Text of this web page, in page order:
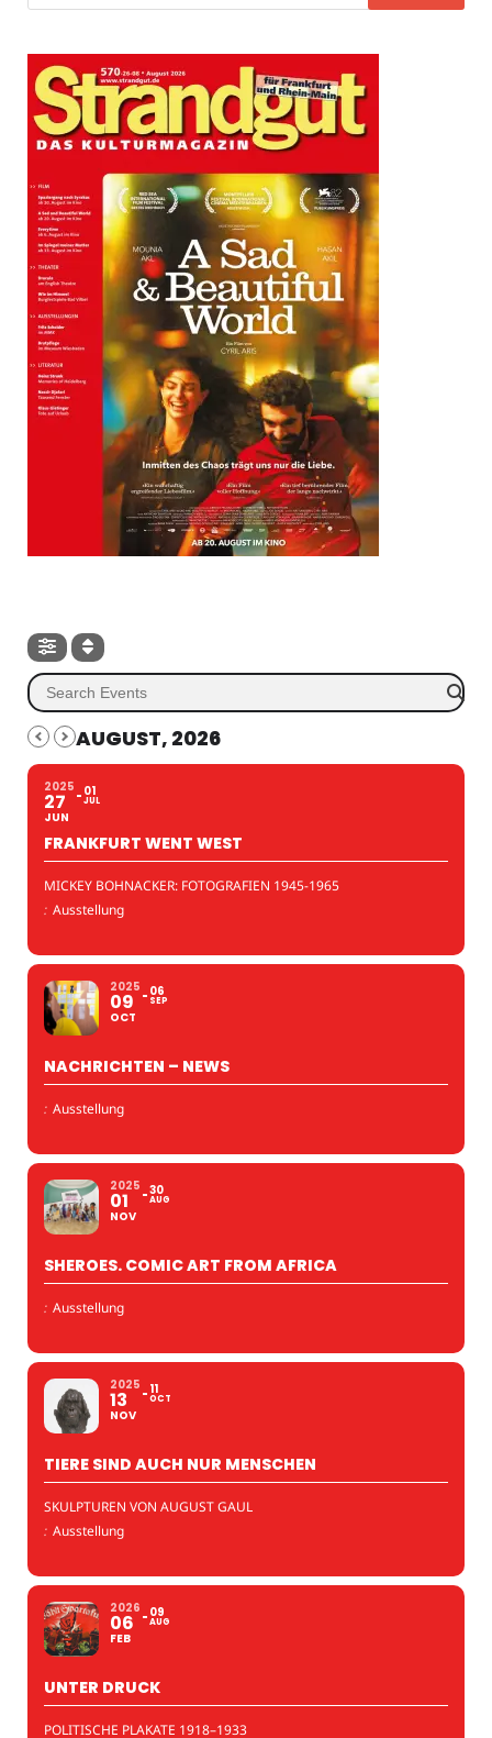
AUGUST, 2026
2025
27
JUN
01
JUL
FRANKFURT WENT WEST
MICKEY BOHNACKER: FOTOGRAFIEN 1945-1965
: Ausstellung
2025
09
OCT
06
SEP
NACHRICHTEN – NEWS
: Ausstellung
2025
01
NOV
30
AUG
SHEROES. COMIC ART FROM AFRICA
: Ausstellung
2025
13
NOV
11
OCT
TIERE SIND AUCH NUR MENSCHEN
SKULPTUREN VON AUGUST GAUL
: Ausstellung
2026
06
FEB
09
AUG
UNTER DRUCK
POLITISCHE PLAKATE 1918–1933